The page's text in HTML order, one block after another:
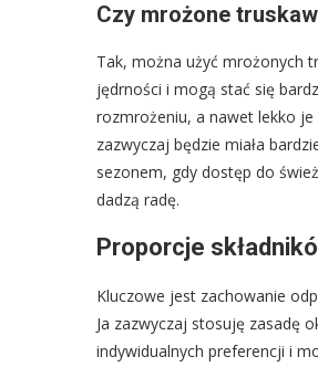
Czy mrożone
Tak, można użyć mrożonych
jędrności i mogą stać się
rozmrożeniu, a nawet lekko
zazwyczaj będzie miała
sezonem, gdy dostęp do
dadzą radę.
Proporcje
Kluczowe jest zachowanie
Ja zazwyczaj stosuję zasadę
indywidualnych preferencji i